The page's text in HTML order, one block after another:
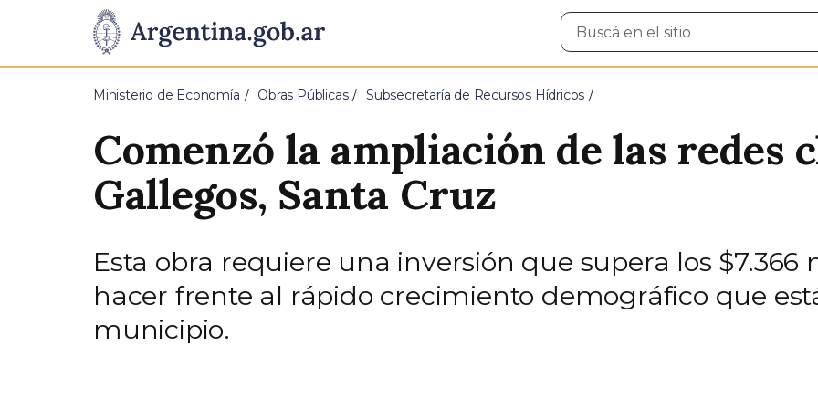
Presidencia
de
Pasar al contenido principal
Buscar
en
Ministerio de Economía Obras Públicas Subsecretaría de Recursos Hídricos
Comenzó la ampliación de las redes
Gallegos, Santa Cruz
Esta obra requiere una inversión que supera los
hacer frente al rápido crecimiento demográfico que
municipio.